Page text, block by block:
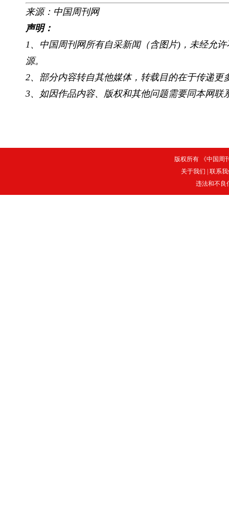
来源：中国周刊网
声明：
1、中国周刊网所有自采新闻（含图片)，未经允
源。
2、部分内容转自其他媒体，转载目的在于传递
3、如因作品内容、版权和其他问题需要同本网联
版权所有 《中国周
关于我们
联系
违法和不良